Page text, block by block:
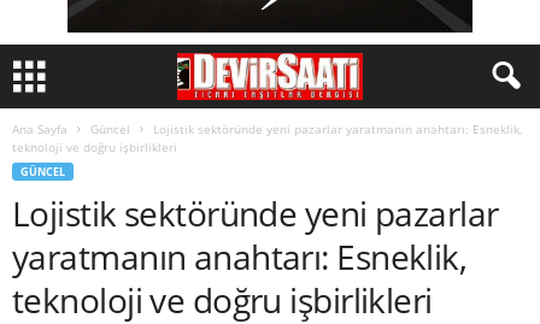
Ana Sayfa Güncel
Lojistik sektöründe yeni pazarlar yaratmanın anahtarı: Esneklik,
teknoloji ve doğru işbirlikleri
GÜNCEL
Lojistik sektöründe yeni pazarlar
yaratmanın anahtarı: Esneklik,
teknoloji ve doğru işbirlikleri